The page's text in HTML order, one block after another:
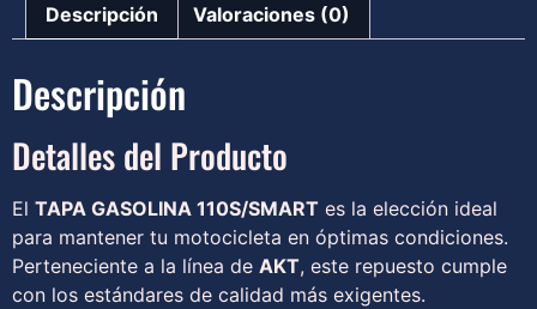
Descripción Valoraciones (0)
Descripción
Detalles del Producto
El TAPA GASOLINA 110S/SMART es la elección ideal
para mantener tu motocicleta en óptimas condiciones.
Perteneciente a la línea de AKT, este repuesto cumple
con los estándares de calidad más exigentes.